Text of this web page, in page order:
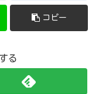
コピー
る